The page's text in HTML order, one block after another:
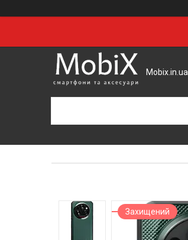
Mobix.in.ua
Захищений